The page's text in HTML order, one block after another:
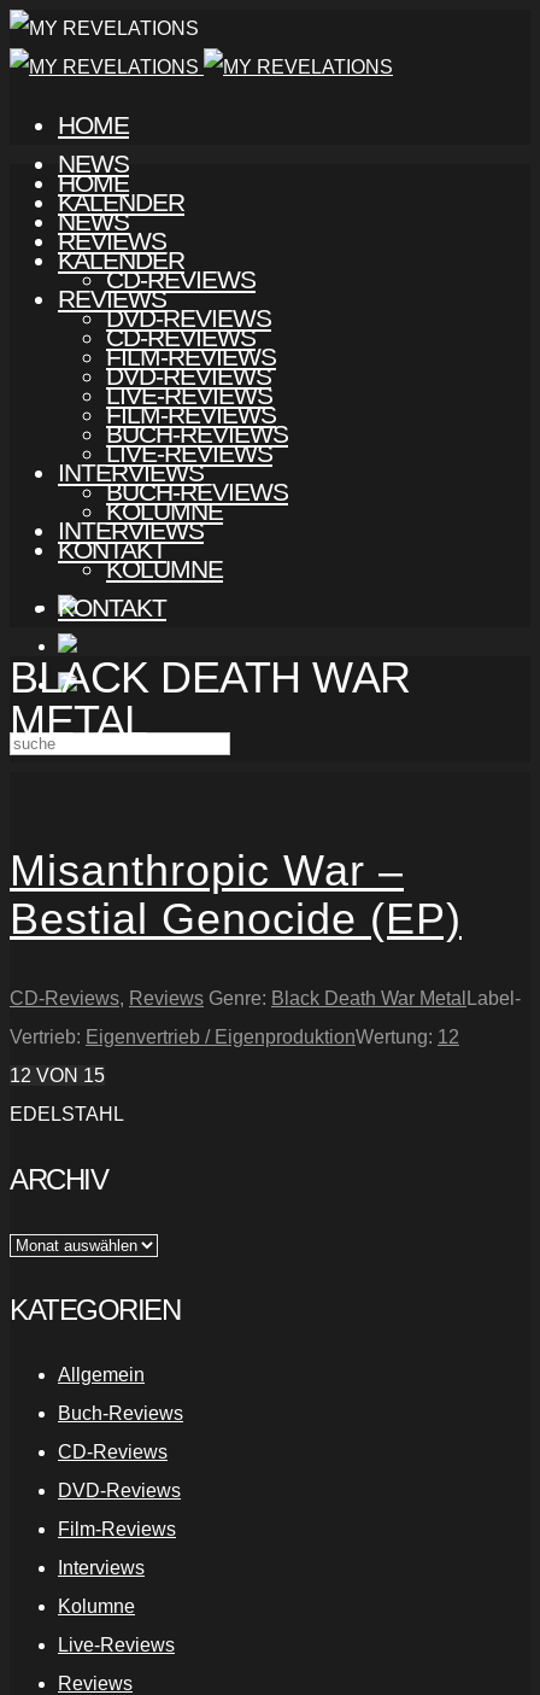
HOME
NEWS
KALENDER
REVIEWS
CD-REVIEWS
DVD-REVIEWS
FILM-REVIEWS
LIVE-REVIEWS
BUCH-REVIEWS
INTERVIEWS
KOLUMNE
KONTAKT
HOME
NEWS
KALENDER
REVIEWS
CD-REVIEWS
DVD-REVIEWS
FILM-REVIEWS
LIVE-REVIEWS
BUCH-REVIEWS
INTERVIEWS
KOLUMNE
KONTAKT
BLACK DEATH WAR
METAL
Misanthropic War –
Bestial Genocide (EP)
CD-Reviews, Reviews Genre: Black Death War Metal Label-
Vertrieb: Eigenvertrieb / EigenproduktionWertung: 12
12 VON 15
EDELSTAHL
ARCHIV
Archiv
KATEGORIEN
Allgemein
Buch-Reviews
CD-Reviews
DVD-Reviews
Film-Reviews
Interviews
Kolumne
Live-Reviews
Reviews